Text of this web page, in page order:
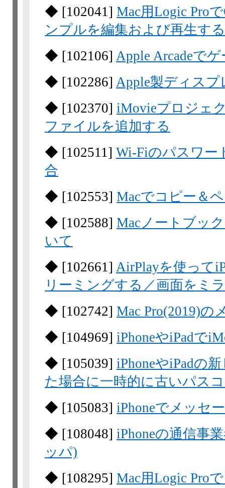
◆ [102041] Mac用Logic Pro
ンプルを編集および再生する
◆ [102106] Apple Arcadeで
◆ [102286] Apple製ディス
◆ [102370] iMovieプロジェ
ファイルを追加する
◆ [102511] Wi-Fiのパスワー
合
◆ [102553] Macでコピー＆
◆ [102588] Macノートブッ
いて
◆ [102661] AirPlayを使って
リーミングする／画面をミ
◆ [102742] Mac Pro(2019)の
◆ [104969] iPhoneやiPadで
◆ [105039] iPhoneやiPadの
た場合に一時的に古いパス
◆ [105083] iPhoneでメッセ
◆ [108048] iPhoneの通信事
ッパ)
◆ [108295] Mac用Logic Pro